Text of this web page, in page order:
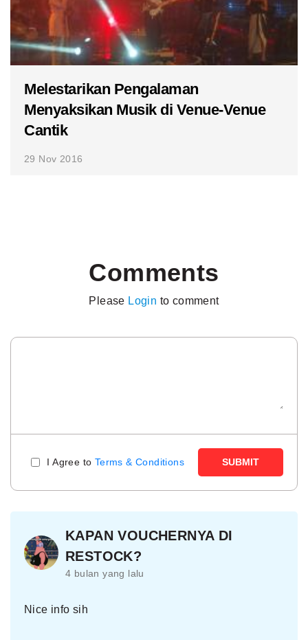
Melestarikan Pengalaman
Menyaksikan Musik di Venue-Venue
Cantik
29 Nov 2016
Comments
Please Login to comment
I Agree to Terms & Conditions SUBMIT
KAPAN VOUCHERNYA DI
RESTOCK?
4 bulan yang lalu
Nice info sih